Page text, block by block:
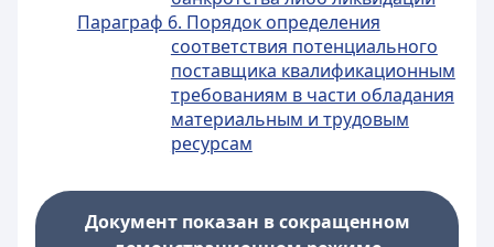
Параграф 6. Порядок определения
соответствия потенциального
поставщика квалификационным
требованиям в части обладания
материальным и трудовым
ресурсам
Документ показан в сокращенном